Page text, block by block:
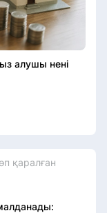
алушы нені
қаралған